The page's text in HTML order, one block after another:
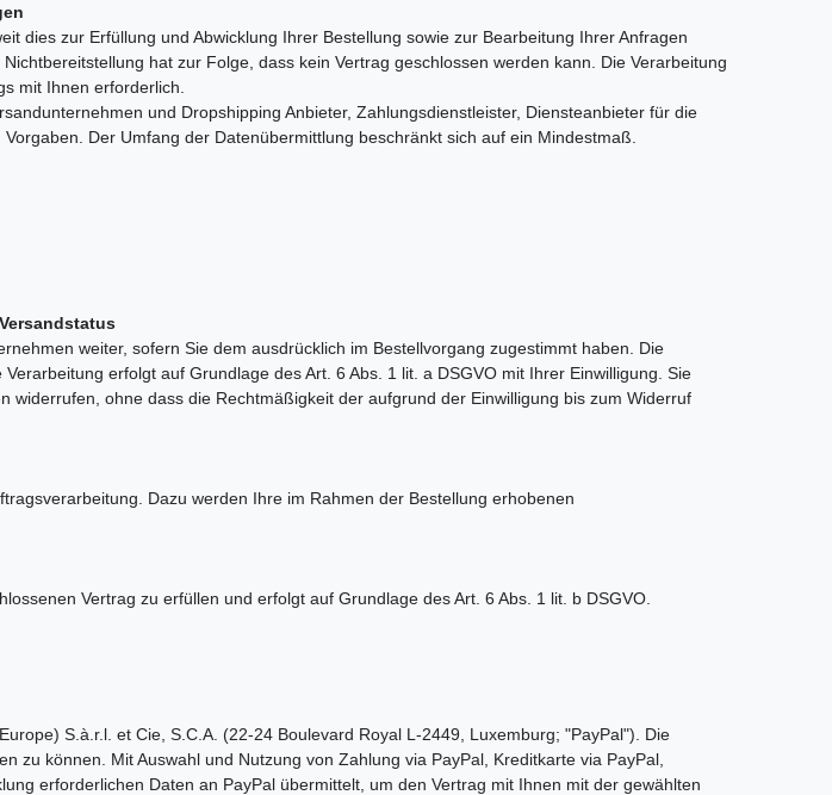
dies zur Erfüllung und Abwicklung Ihrer Bestellung sowie zur Bearbeitung Ihrer Anfragen
hat zur Folge, dass kein Vertrag geschlossen werden kann. Die Verarbeitung
mit Ihnen erforderlich.
und Dropshipping Anbieter, Zahlungsdienstleister, Diensteanbieter für die
Der Umfang der Datenübermittlung beschränkt sich auf ein Mindestmaß.
weiter, sofern Sie dem ausdrücklich im Bestellvorgang zugestimmt haben. Die
erfolgt auf Grundlage des Art. 6 Abs. 1 lit. a DSGVO mit Ihrer Einwilligung. Sie
ohne dass die Rechtmäßigkeit der aufgrund der Einwilligung bis zum Widerruf
Dazu werden Ihre im Rahmen der Bestellung erhobenen
Vertrag zu erfüllen und erfolgt auf Grundlage des Art. 6 Abs. 1 lit. b DSGVO.
S.à.r.l. et Cie, S.C.A. (22-24 Boulevard Royal L-2449, Luxemburg; "PayPal"). Die
können. Mit Auswahl und Nutzung von Zahlung via PayPal, Kreditkarte via PayPal,
erforderlichen Daten an PayPal übermittelt, um den Vertrag mit Ihnen mit der gewählten